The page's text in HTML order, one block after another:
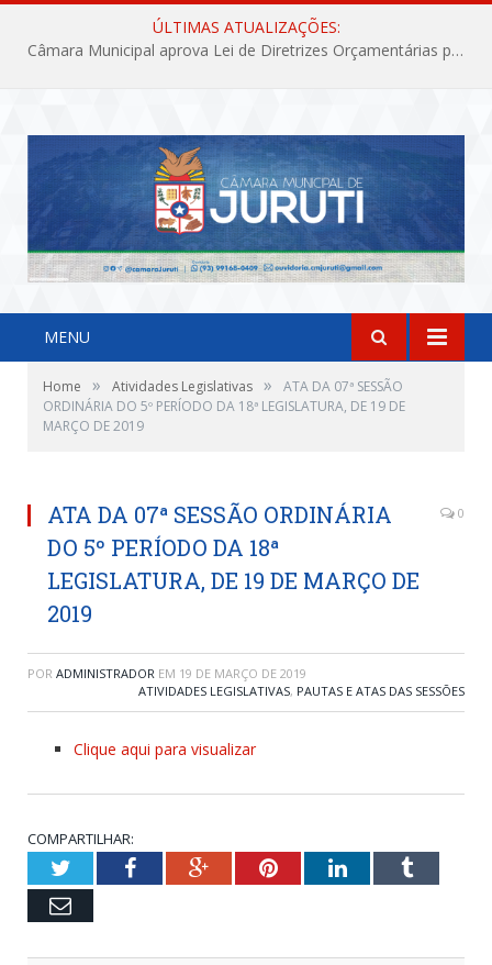
ÚLTIMAS ATUALIZAÇÕES:
Câmara Municipal aprova Lei de Diretrizes Orçamentárias para o exercício financeiro de 2027
MENU
Home » Atividades Legislativas »
ATA DA 07ª SESSÃO
ORDINÁRIA DO 5º PERÍODO DA 18ª LEGISLATURA, DE 19 DE
MARÇO DE 2019
ATA DA 07ª SESSÃO ORDINÁRIA
DO 5º PERÍODO DA 18ª
LEGISLATURA, DE 19 DE MARÇO DE
2019
0
POR ADMINISTRADOR EM 19 DE MARÇO DE 2019
ATIVIDADES LEGISLATIVAS, PAUTAS E ATAS DAS SESSÕES
Clique aqui para visualizar
COMPARTILHAR:
TwitterFacebookGoogle+PinterestLinkedInTumblr
Email